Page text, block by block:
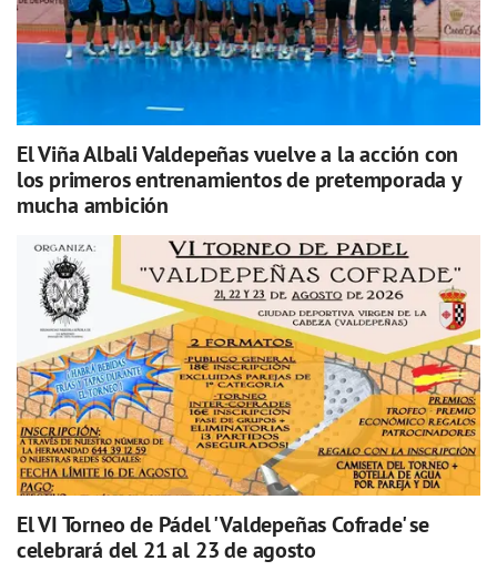
El Viña Albali Valdepeñas vuelve a la acción con
los primeros entrenamientos de pretemporada y
mucha ambición
El VI Torneo de Pádel 'Valdepeñas Cofrade' se
celebrará del 21 al 23 de agosto